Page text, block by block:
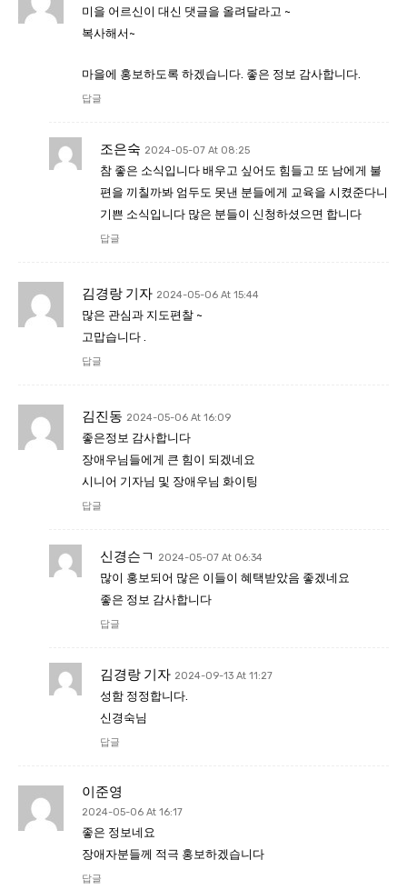
미을 어르신이 대신 댓글을 올려달라고 ~
복사해서~
마을에 홍보하도록 하겠습니다. 좋은 정보 감사합니다.
답글
조은숙 2024-05-07 At 08:25
참 좋은 소식입니다 배우고 싶어도 힘들고 또 남에게 불
편을 끼칠까봐 엄두도 못낸 분들에게 교육을 시켰준다니
기쁜 소식입니다 많은 분들이 신청하셨으면 합니다
답글
김경랑 기자 2024-05-06 At 15:44
많은 관심과 지도편찰 ~
고맙습니다 .
답글
김진동 2024-05-06 At 16:09
좋은정보 감사합니다
장애우님들에게 큰 힘이 되겠네요
시니어 기자님 및 장애우님 화이팅
답글
신경슨ㄱ 2024-05-07 At 06:34
많이 홍보되어 많은 이들이 혜택받았음 좋겠네요
좋은 정보 감사합니다
답글
김경랑 기자 2024-09-13 At 11:27
성함 정정합니다.
신경숙님
답글
이준영
2024-05-06 At 16:17
좋은 정보네요
장애자분들께 적극 홍보하겠습니다
답글